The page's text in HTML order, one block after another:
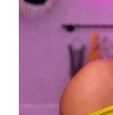
WN
TAPANULI
WN